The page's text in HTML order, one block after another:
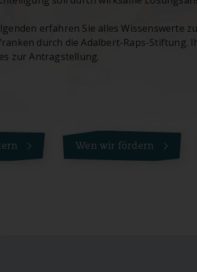
erfahren Sie alles Wissenswerte
durch die Adalbert-Raps-
zur Antragstellung.
Wen wir fördern